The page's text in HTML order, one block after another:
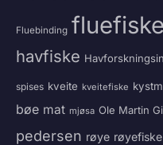
Fluebinding fluefiske
havfiske
spises kveite kveitefiske
bøe mat mjøsa Ole Martin
pedersen røye røyefiske